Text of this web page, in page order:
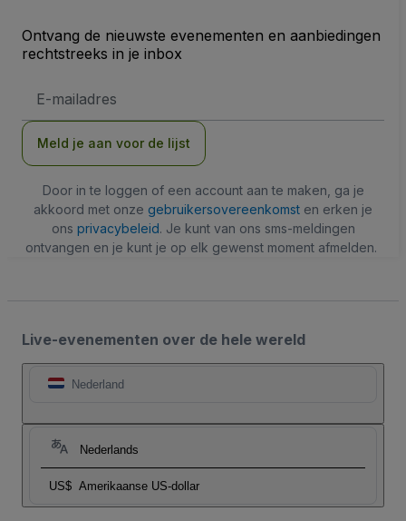
Ontvang de nieuwste evenementen en aanbiedingen
rechtstreeks in je inbox
mailadres
Meld je aan voor de lijst
Door in te loggen of een account aan te maken, ga je
akkoord met onze gebruikersovereenkomst en erken je
ons privacybeleid. Je kunt van ons sms-meldingen
ontvangen en je kunt je op elk gewenst moment afmelden.
Live-evenementen over de hele wereld
Nederland
Nederlands
US$ Amerikaanse US-dollar